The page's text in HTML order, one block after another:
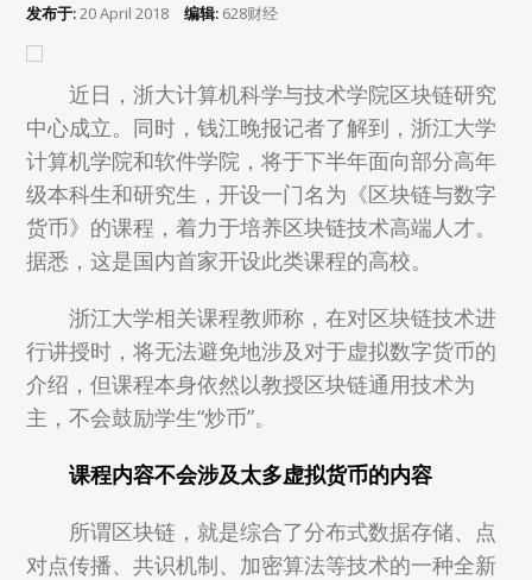
发布于:20 April 2018 编辑: 628财经
近日，浙大计算机科学与技术学院区块链研究
中心成立。同时，钱江晚报记者了解到，浙江大学
计算机学院和软件学院，将于下半年面向部分高年
级本科生和研究生，开设一门名为《区块链与数字
货币》的课程，着力于培养区块链技术高端人才。
据悉，这是国内首家开设此类课程的高校。
浙江大学相关课程教师称，在对区块链技术进
行讲授时，将无法避免地涉及对于虚拟数字货币的
介绍，但课程本身依然以教授区块链通用技术为
主，不会鼓励学生“炒币”。
课程内容不会涉及太多虚拟货币的内容
所谓区块链，就是综合了分布式数据存储、点
对点传播、共识机制、加密算法等技术的一种全新